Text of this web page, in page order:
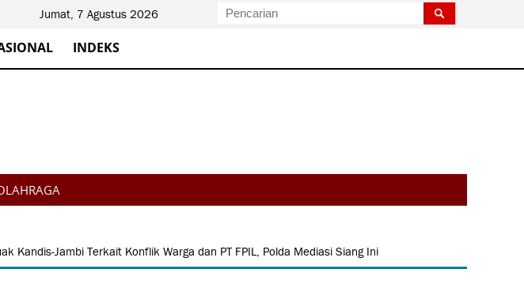
Jumat, 7 Agustus 2026
INDEKS
Kandis-Jambi Terkait Konflik Warga dan PT FPIL, Polda Mediasi Siang Ini